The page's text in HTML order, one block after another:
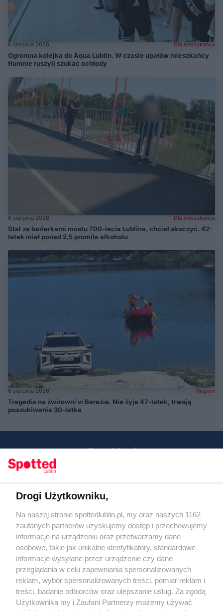
6 sierpnia 2026 Dla mieszkańca
Ogromna kolejka do Aqua Lublin. W czasie upałów mieszkańcy
tłumnie ruszyli szukać ochłody
6 sierpnia 2026 Dla mieszkańca
Stał za barierkami mostu 700-lecia Lublina, chciał skoczyć. 42-
latek miał ponad 2,5 promila alkoholu
6 sierpnia 2026 Region
Tragedia na żwirowni w Berezie. Nie żyje 47-latek, trwają
poszukiwania 30-latka
KATEGORIE
OGŁOSZENIA
Regulamin
Polityka prywatności
RODO
Warunki korzystania z treści
Drogi Użytkowniku,
Na naszej stronie spottedlublin.pl, my oraz naszych 1162
zaufanych partnerów uzyskujemy dostęp i przechowujemy
informacje na urządzeniu oraz przetwarzamy dane
osobowe, takie jak unikalne identyfikatory, standardowe
informacje wysyłane przez urządzenie czy dane
przeglądania w celu zapewniania spersonalizowanych
reklam, wybór spersonalizowanych treści, pomiar reklam i
treści, badanie odbiorców oraz ulepszanie usług. Za zgodą
Użytkownika my i Zaufani Partnerzy możemy używać